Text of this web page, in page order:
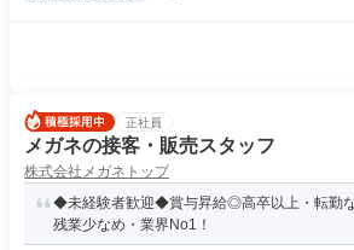
正社員
メガネの接客・販売スタッフ
株式会社メガネトップ
◆未経験者歓迎◆賞与昇給◎高卒以上・転勤な
残業少なめ・業界No1！